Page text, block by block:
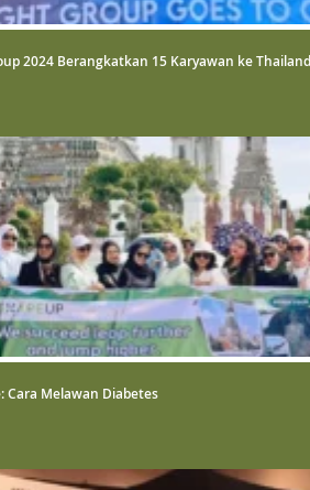
2024 Berangkatkan 15 Karyawan ke
Cara Melawan Diabetes